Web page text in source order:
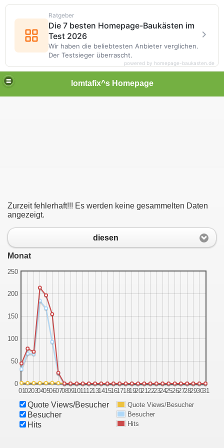
lomtafix^s Homepage
Zurzeit fehlerhaft!!! Es werden keine gesammelten Daten
angezeigt.
diesen
Monat
01020304050607080910111213141516171819202122232425262728293031
0
50
100
150
200
250
Quote Views/Besucher
Besucher
Hits
Quote Views/Besucher
Besucher
Hits
Ratgeber
Die 7 besten Homepage-Baukästen im
Test 2026
Wir haben die beliebtesten Anbieter verglichen.
Der Testsieger überrascht.
powered by homepage-baukasten.de